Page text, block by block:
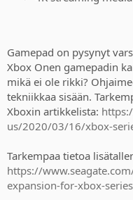
Gamepad on pysynyt
Xbox Onen gamepadin
mikä ei ole rikki?
tekniikkaa sisään.
Xboxin artikkelista:
us/2020/03/16/xbox-
Tarkempaa tietoa
https://
expansion-for-xbox-